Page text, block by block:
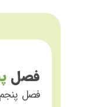
فصل
فصل پنجم